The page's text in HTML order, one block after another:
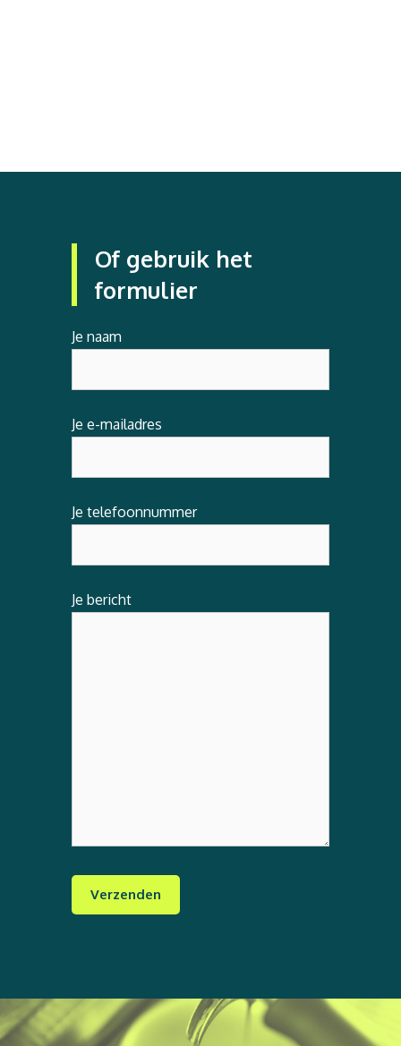
Of gebruik het
formulier
Je naam
Je e-mailadres
Je telefoonnummer
Je bericht